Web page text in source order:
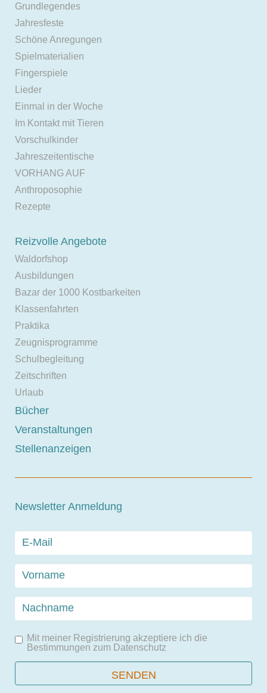
Grundlegendes
Jahresfeste
Schöne Anregungen
Spielmaterialien
Fingerspiele
Lieder
Einmal in der Woche
Im Kontakt mit Tieren
Vorschulkinder
Jahreszeitentische
VORHANG AUF
Anthroposophie
Rezepte
Reizvolle Angebote
Waldorfshop
Ausbildungen
Bazar der 1000 Kostbarkeiten
Klassenfahrten
Praktika
Zeugnisprogramme
Schulbegleitung
Zeitschriften
Urlaub
Bücher
Veranstaltungen
Stellenanzeigen
Newsletter Anmeldung
Mit meiner Registrierung akzeptiere ich die
Bestimmungen zum Datenschutz